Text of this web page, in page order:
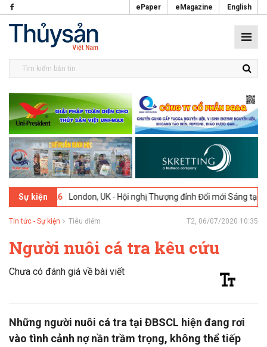
ePaper eMagazine English
Sự kiện
London, UK - Hội nghị Thượng đỉnh Đổi mới Sáng tạo trong
Tin tức - Sự kiện Tiêu điểm T2, 06/07/2020 10:35
Người nuôi cá tra kêu cứu
Chưa có đánh giá về bài viết
Những người nuôi cá tra tại ĐBSCL hiện đang rơi
vào tình cảnh nợ nần trầm trọng, không thể tiếp